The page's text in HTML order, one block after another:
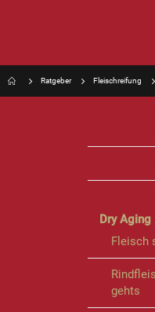
Ratgeber Fleischreifung
Dry Aging
Fleisch
gehts